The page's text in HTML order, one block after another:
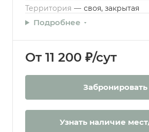
Территория — своя, закрытая
Подробнее
От 11 200 ₽/сут
Забронировать
Узнать наличие